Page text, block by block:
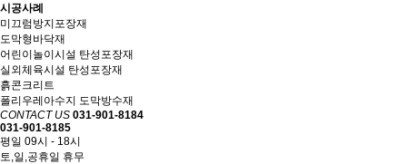
시공사례
미끄럼방지포장재
도막형바닥재
어린이놀이시설 탄성포장재
실외체육시설 탄성포장재
흙콘크리트
폴리우레아수지 도막방수재
CONTACT US 031-901-8184
031-901-8185
평일 09시 - 18시
토,일,공휴일 휴무